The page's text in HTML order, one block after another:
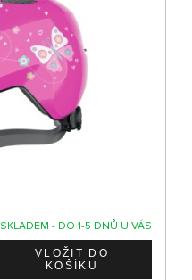
SKLADEM - DO 1-5 DNŮ U VÁS